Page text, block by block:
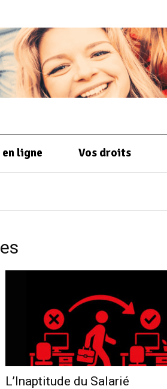
ligne Vos droits
L’Inaptitude du Salarié